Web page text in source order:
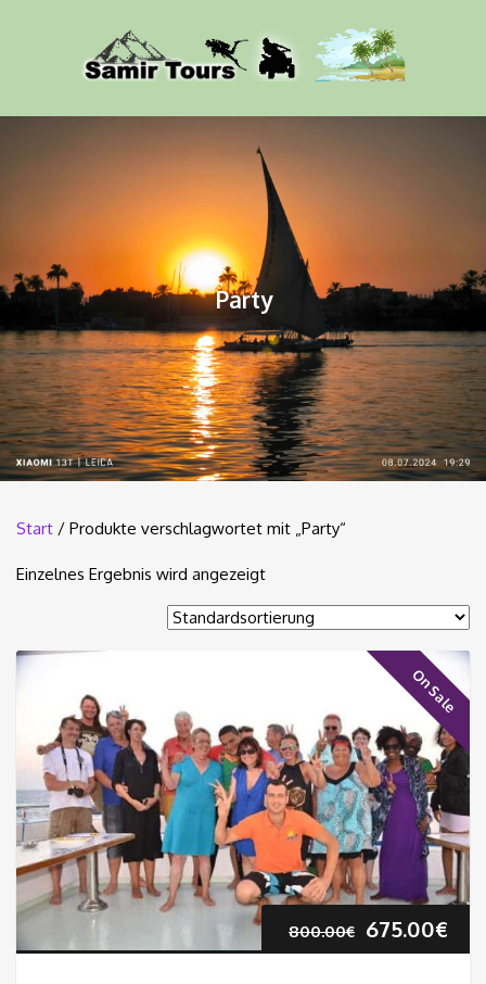
Party
Start / Produkte verschlagwortet mit „Party“
Einzelnes Ergebnis wird angezeigt
On Sale
800.00€ 675.00€